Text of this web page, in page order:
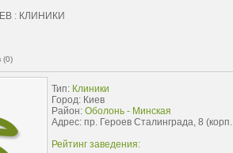
: КЛИНИКИ
(0)
Тип: Клиники
Город: Киев
Район: Оболонь - Минская
Адрес: пр. Героев Сталинграда, 8
Рейтинг заведения: